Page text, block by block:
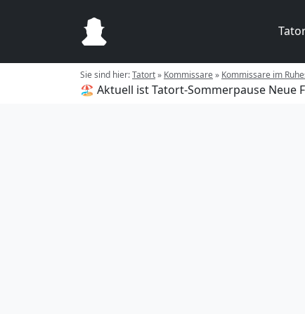
Sie sind hier:Tatort» Kommissare» Kommissare im
🏖️ Aktuell ist Tatort-Sommerpause Neue